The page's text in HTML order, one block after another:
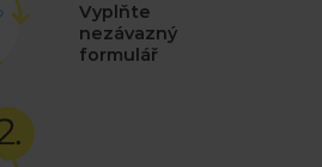
Vyplňte
nezávazný
formulář